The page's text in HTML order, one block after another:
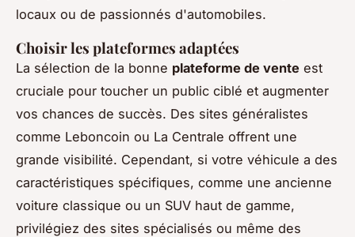
locaux ou de passionnés d'automobiles.
Choisir les plateformes adaptées
La sélection de la bonne plateforme de vente est
cruciale pour toucher un public ciblé et augmenter
vos chances de succès. Des sites généralistes
comme Leboncoin ou La Centrale offrent une
grande visibilité. Cependant, si votre véhicule a des
caractéristiques spécifiques, comme une ancienne
voiture classique ou un SUV haut de gamme,
privilégiez des sites spécialisés ou même des